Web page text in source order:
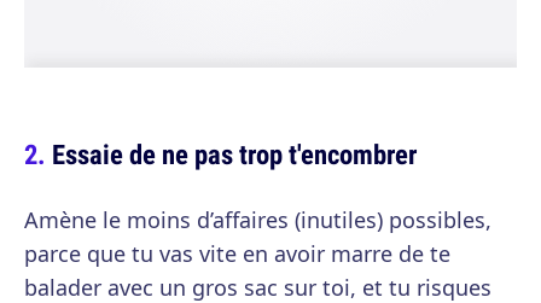
Essaie de ne pas trop t'encombrer
Amène le moins d’affaires (inutiles) possibles,
parce que tu vas vite en avoir marre de te
balader avec un gros sac sur toi, et tu risques